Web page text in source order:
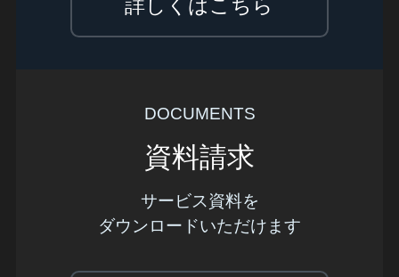
詳しくはこちら
DOCUMENTS
資料請求
サービス資料を
ダウンロードいただけます